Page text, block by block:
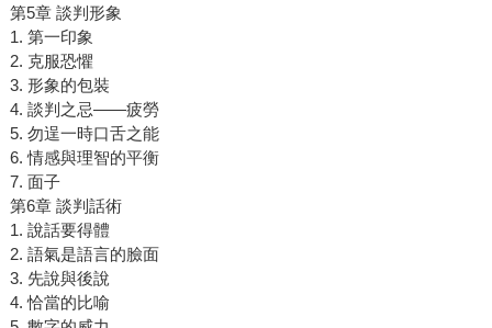
第5章 談判形象
1. 第一印象
2. 克服恐懼
3. 形象的包裝
4. 談判之忌——疲勞
5. 勿逞一時口舌之能
6. 情感與理智的平衡
7. 面子
第6章 談判話術
1. 說話要得體
2. 語氣是語言的臉面
3. 先說與後說
4. 恰當的比喻